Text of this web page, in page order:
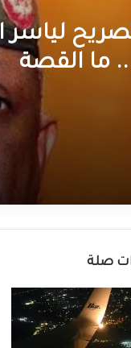
لياسر
ما القصة
صلة